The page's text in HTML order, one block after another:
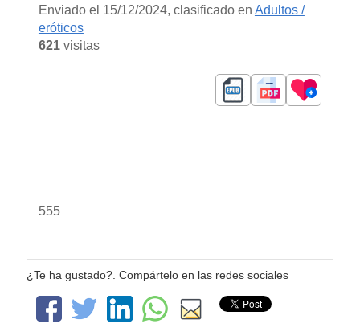
Enviado el 15/12/2024, clasificado en Adultos /
eróticos
621visitas
555
¿Te ha gustado?. Compártelo en las redes sociales